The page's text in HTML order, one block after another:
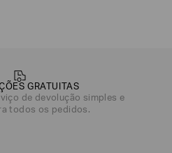
GRATUITAS
de devolução simples e
todos os pedidos.
sobre
você?